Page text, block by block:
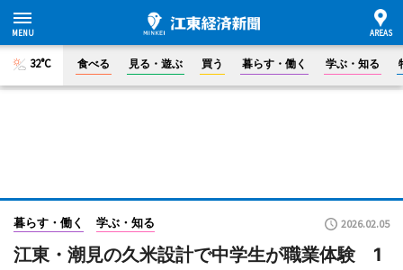
32°C 食べる 見る・遊ぶ 買う 暮らす・働く 学ぶ・知る
暮らす・働く 学ぶ・知る 2026.02.05
江東・潮見の久米設計で中学生が職業体験 1